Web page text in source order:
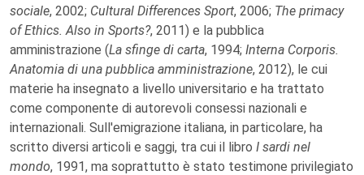
sociale, 2002; Cultural Differences Sport, 2006; The primacy
of Ethics. Also in Sports?, 2011) e la pubblica
amministrazione (La sfinge di carta, 1994; Interna Corporis.
Anatomia di una pubblica amministrazione, 2012), le cui
materie ha insegnato a livello universitario e ha trattato
come componente di autorevoli consessi nazionali e
internazionali. Sull'emigrazione italiana, in particolare, ha
scritto diversi articoli e saggi, tra cui il libro I sardi nel
mondo, 1991, ma soprattutto è stato testimone privilegiato